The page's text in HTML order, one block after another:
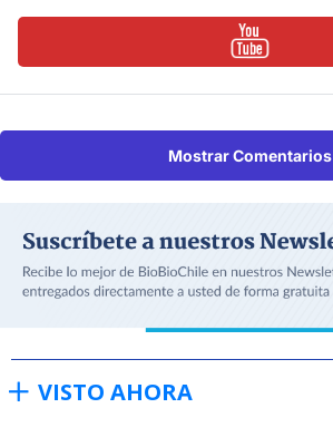
Mostrar Comentarios
VISTO AHORA